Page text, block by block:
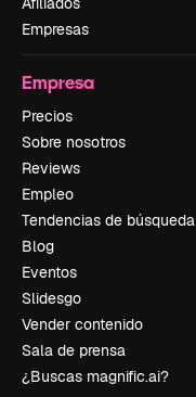
Empresas
Empresa
Precios
Sobre nosotros
Reviews
Empleo
Tendencias de búsqueda
Blog
Eventos
Slidesgo
Vender contenido
Sala de prensa
¿Buscas magnific.ai?